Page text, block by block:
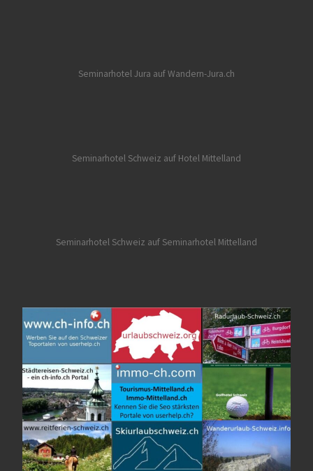
Seminarhotel Jura auf Wandern-Jura.ch
Seminarhotel Schweiz auf Hotel Mittelland
Seminarhotel Schweiz auf Seminarhotel Mittelland